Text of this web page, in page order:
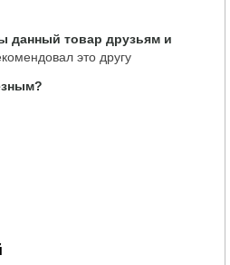
данный товар друзьям и
это другу